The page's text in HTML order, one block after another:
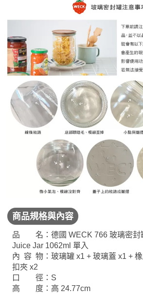
商品規格與內容
品 名：德國 WECK 766 玻璃密封
Juice Jar 1062ml 單入
內 容 物：玻璃罐 x1 + 玻璃蓋 x1 +
扣夾 x2
口 徑：S
高 度：高 24.77cm